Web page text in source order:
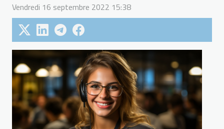
Vendredi 16 septembre 2022 15:38